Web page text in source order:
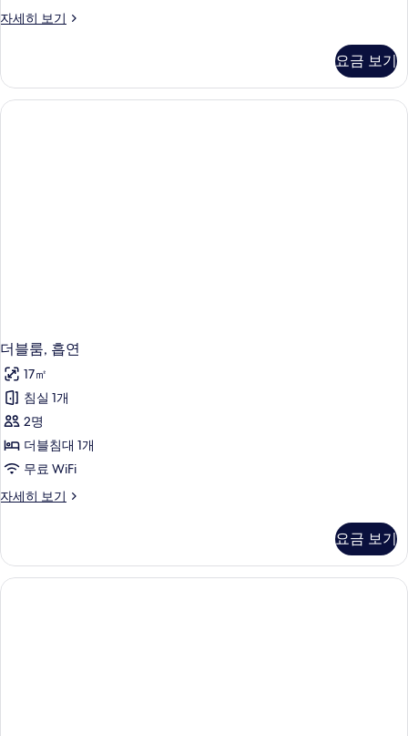
자세히 보기
컴
글
룸,
금
요금 보기
더블룸, 흡연
17㎡
침실 1개
2명
더블침대 1개
무료 WiFi
자세히 보기
더
연
자
세
요금 보기